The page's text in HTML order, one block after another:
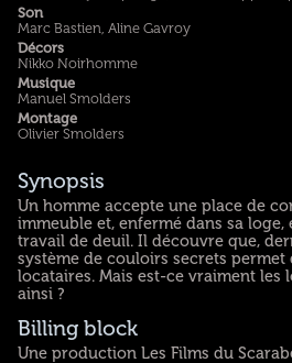
Son
Marc Bastien, Aline Gavroy
Décors
Nikko Noirhomme
Musique
Manuel Smolders
Montage
Olivier Smolders
Synopsis
Un homme accepte une place de
immeuble et, enfermé dans sa
travail de deuil. Il découvre que,
système de couloirs secrets permet
locataires. Mais est-ce vraiment les
ainsi ?
Billing block
Une production Les Films du